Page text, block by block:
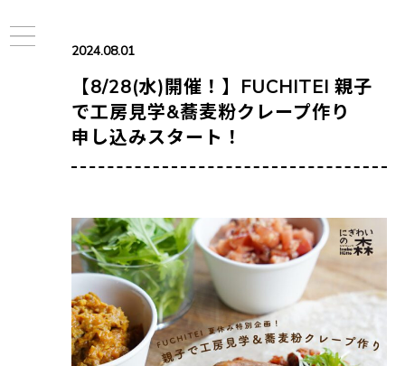
2024.08.01
【8/28(水)開催！】FUCHITEI 親子
で工房見学&蕎麦粉クレープ作り
申し込みスタート！